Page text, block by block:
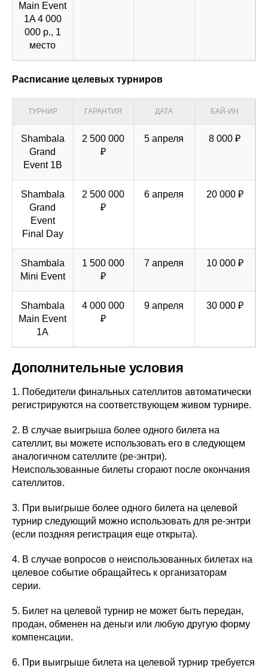
Main Event
1A 4 000
000 р., 1
место
Расписание целевых турниров
ТУРНИР ГАРАНТИЯ ДАТА БАЙ-ИН
Shambala
Grand
Event 1B
2 500 000
₽
5 апреля 8 000 ₽
Shambala
Grand
Event
Final Day
2 500 000
₽
6 апреля 20 000 ₽
Shambala
Mini Event
1 500 000
₽
7 апреля 10 000 ₽
Shambala
Main Event
1A
4 000 000
₽
9 апреля 30 000 ₽
Дополнительные условия
1. Победители финальных сателлитов автоматически
регистрируются на соответствующем живом турнире.
2. В случае выигрыша более одного билета на
сателлит, вы можете использовать его в следующем
аналогичном сателлите (ре-энтри).
Неиспользованные билеты сгорают после окончания
сателлитов.
3. При выигрыше более одного билета на целевой
турнир следующий можно использовать для ре-энтри
(если поздняя регистрация еще открыта).
4. В случае вопросов о неиспользованных билетах на
целевое событие обращайтесь к организаторам
серии.
5. Билет на целевой турнир не может быть передан,
продан, обменен на деньги или любую другую форму
компенсации.
6. При выигрыше билета на целевой турнир требуется